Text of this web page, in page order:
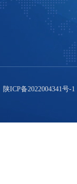
陕ICP备2022004341号-1